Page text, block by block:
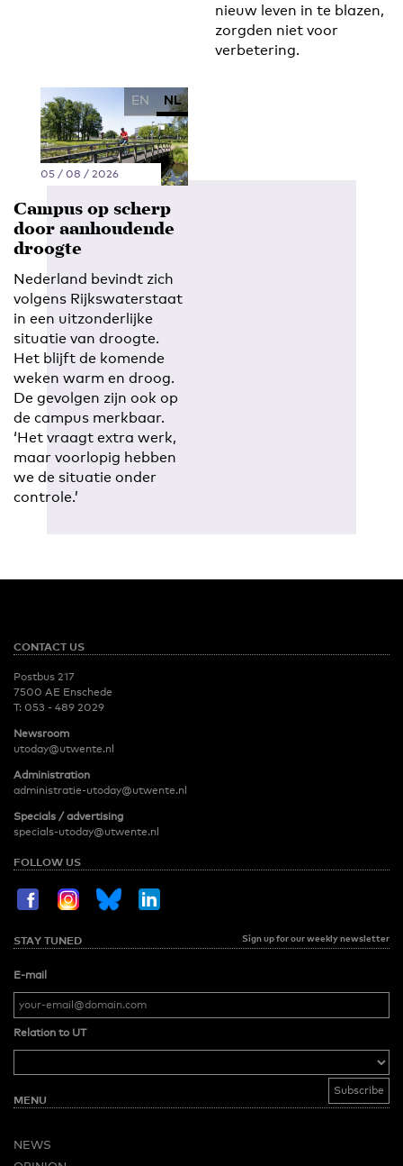
nieuw leven in te blazen,
zorgden niet voor
verbetering.
EN NL
05 / 08 / 2026
Campus op scherp
door aanhoudende
droogte
Nederland bevindt zich
volgens Rijkswaterstaat
in een uitzonderlijke
situatie van droogte.
Het blijft de komende
weken warm en droog.
De gevolgen zijn ook op
de campus merkbaar.
‘Het vraagt extra werk,
maar voorlopig hebben
we de situatie onder
controle.’
CONTACT US
Postbus 217
7500 AE Enschede
T: 053 - 489 2029
Newsroom
utoday@utwente.nl
Administration
administratie-utoday@utwente.nl
Specials / advertising
specials-utoday@utwente.nl
FOLLOW US
STAY TUNED Sign up for our weekly newsletter
E-mail
Relation to UT
MENU
NEWS